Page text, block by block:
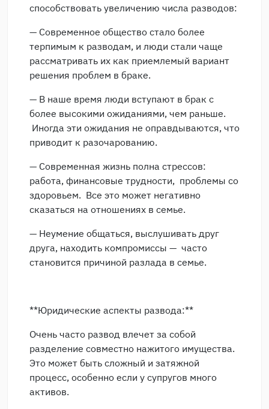
способствовать увеличению числа разводов:
— Современное общество стало более
терпимым к разводам, и люди стали чаще
рассматривать их как приемлемый вариант
решения проблем в браке.
— В наше время люди вступают в брак с
более высокими ожиданиями, чем раньше.
Иногда эти ожидания не оправдываются, что
приводит к разочарованию.
— Современная жизнь полна стрессов:
работа, финансовые трудности, проблемы со
здоровьем. Все это может негативно
сказаться на отношениях в семье.
— Неумение общаться, выслушивать друг
друга, находить компромиссы — часто
становится причиной разлада в семье.
**Юридические аспекты развода:**
Очень часто развод влечет за собой
разделение совместно нажитого имущества.
Это может быть сложный и затяжной
процесс, особенно если у супругов много
активов.